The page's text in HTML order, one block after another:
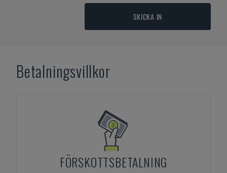
SKICKA IN
Betalningsvillkor
FÖRSKOTTSBETALNING